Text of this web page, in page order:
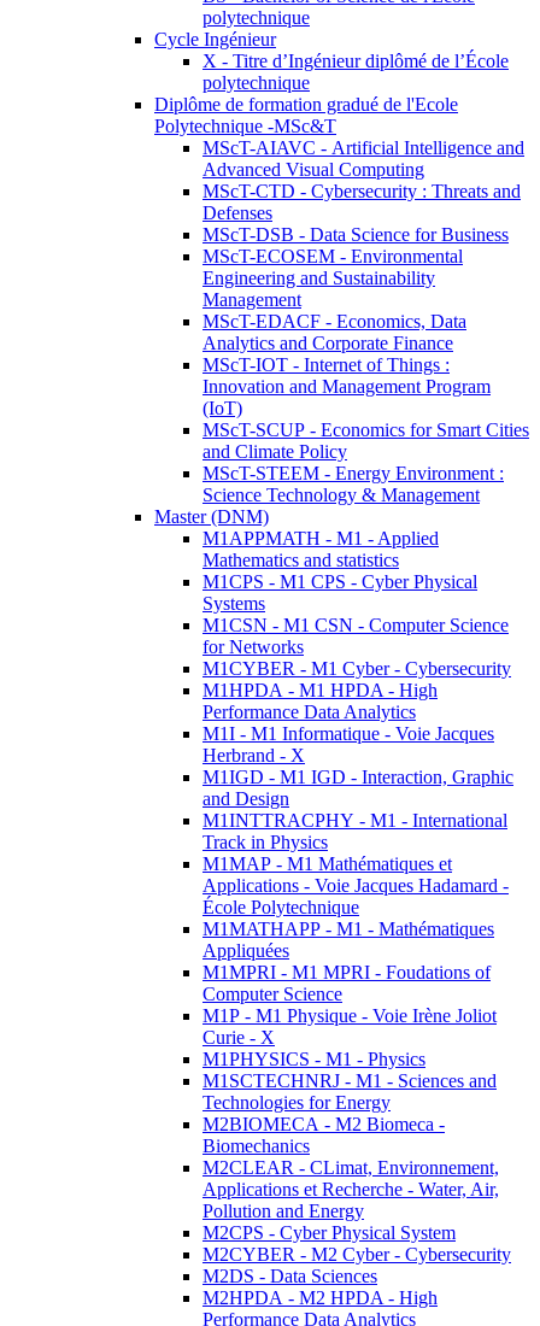
polytechnique
Cycle Ingénieur
X - Titre d’Ingénieur diplômé de l’École
polytechnique
Diplôme de formation gradué de l'Ecole
Polytechnique -MSc&T
MScT-AIAVC - Artificial Intelligence and
Advanced Visual Computing
MScT-CTD - Cybersecurity : Threats and
Defenses
MScT-DSB - Data Science for Business
MScT-ECOSEM - Environmental
Engineering and Sustainability
Management
MScT-EDACF - Economics, Data
Analytics and Corporate Finance
MScT-IOT - Internet of Things :
Innovation and Management Program
(IoT)
MScT-SCUP - Economics for Smart Cities
and Climate Policy
MScT-STEEM - Energy Environment :
Science Technology & Management
Master (DNM)
M1APPMATH - M1 - Applied
Mathematics and statistics
M1CPS - M1 CPS - Cyber Physical
Systems
M1CSN - M1 CSN - Computer Science
for Networks
M1CYBER - M1 Cyber - Cybersecurity
M1HPDA - M1 HPDA - High
Performance Data Analytics
M1I - M1 Informatique - Voie Jacques
Herbrand - X
M1IGD - M1 IGD - Interaction, Graphic
and Design
M1INTTRACPHY - M1 - International
Track in Physics
M1MAP - M1 Mathématiques et
Applications - Voie Jacques Hadamard -
École Polytechnique
M1MATHAPP - M1 - Mathématiques
Appliquées
M1MPRI - M1 MPRI - Foudations of
Computer Science
M1P - M1 Physique - Voie Irène Joliot
Curie - X
M1PHYSICS - M1 - Physics
M1SCTECHNRJ - M1 - Sciences and
Technologies for Energy
M2BIOMECA - M2 Biomeca -
Biomechanics
M2CLEAR - CLimat, Environnement,
Applications et Recherche - Water, Air,
Pollution and Energy
M2CPS - Cyber Physical System
M2CYBER - M2 Cyber - Cybersecurity
M2DS - Data Sciences
M2HPDA - M2 HPDA - High
Performance Data Analytics